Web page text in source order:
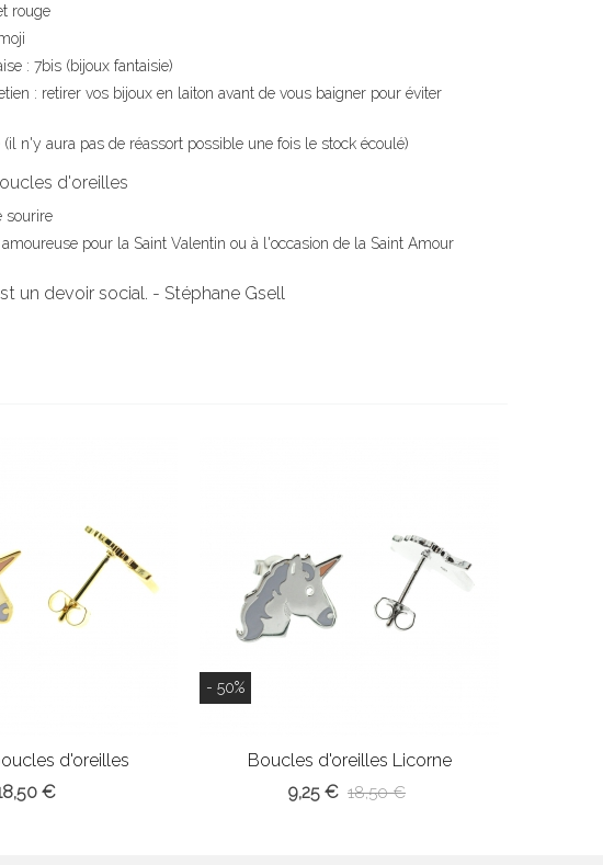
rouge
: 7bis (bijoux fantaisie)
: retirer vos bijoux en laiton avant de vous baigner pour éviter
(il n'y aura pas de réassort possible une fois le stock écoulé)
d'oreilles
sourire
pour la Saint Valentin ou à l'occasion de la Saint Amour
un devoir social. - Stéphane Gsell
d'oreilles
€
- 50%
Boucles d'oreilles Licorne
9,25 € 18,50 €